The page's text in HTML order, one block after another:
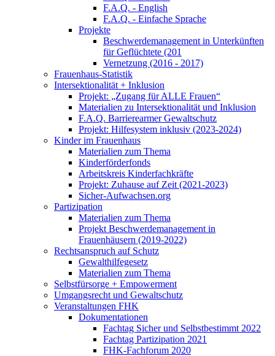
F.A.Q. - English
F.A.Q. - Einfache Sprache
Projekte
Beschwerdemanagement in Unterkünften
für Geflüchtete (201
Vernetzung (2016 - 2017)
Frauenhaus-Statistik
Intersektionalität + Inklusion
Projekt: „Zugang für ALLE Frauen“
Materialien zu Intersektionalität und Inklusion
F.A.Q. Barrierearmer Gewaltschutz
Projekt: Hilfesystem inklusiv (2023-2024)
Kinder im Frauenhaus
Materialien zum Thema
Kinderförderfonds
Arbeitskreis Kinderfachkräfte
Projekt: Zuhause auf Zeit (2021-2023)
Sicher-Aufwachsen.org
Partizipation
Materialien zum Thema
Projekt Beschwerdemanagement in
Frauenhäusern (2019-2022)
Rechtsanspruch auf Schutz
Gewalthilfegesetz
Materialien zum Thema
Selbstfürsorge + Empowerment
Umgangsrecht und Gewaltschutz
Veranstaltungen FHK
Dokumentationen
Fachtag Sicher und Selbstbestimmt 2022
Fachtag Partizipation 2021
FHK-Fachforum 2020